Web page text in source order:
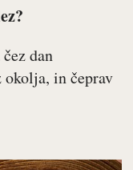
dan
in čeprav